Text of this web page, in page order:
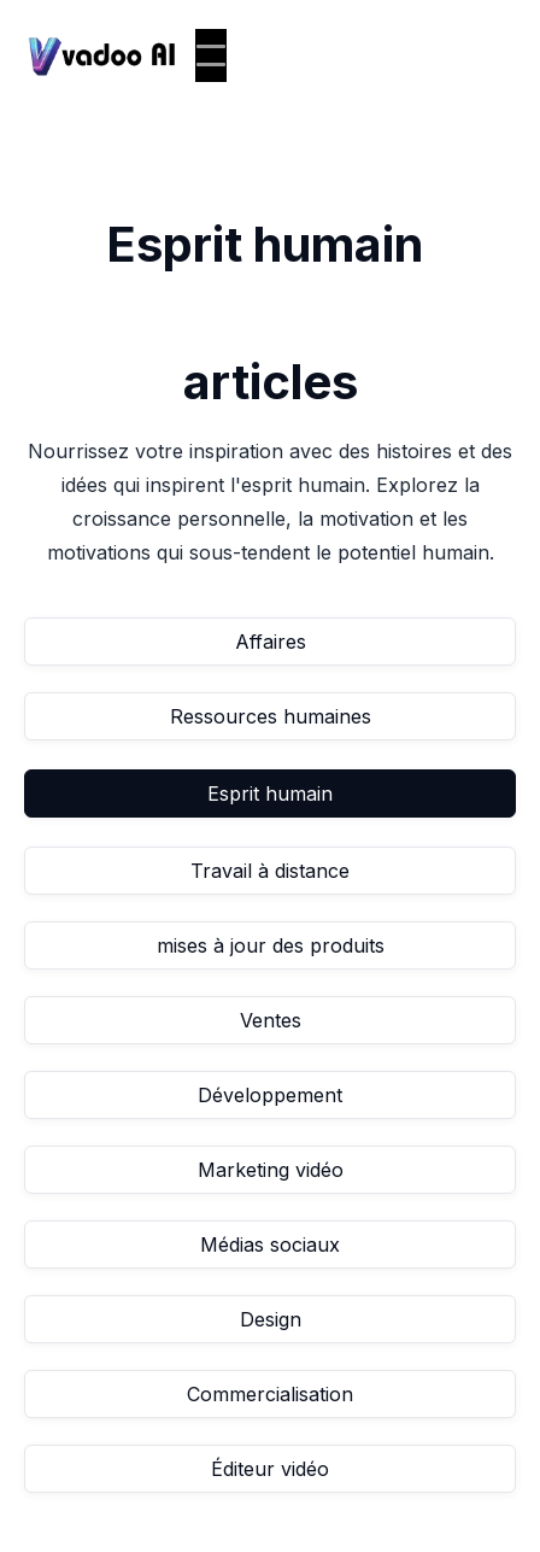
Esprit humain
articles
Nourrissez votre inspiration avec des histoires et des
idées qui inspirent l'esprit humain. Explorez la
croissance personnelle, la motivation et les
motivations qui sous-tendent le potentiel humain.
Affaires
Ressources humaines
Esprit humain
Travail à distance
mises à jour des produits
Ventes
Développement
Marketing vidéo
Médias sociaux
Design
Commercialisation
Éditeur vidéo